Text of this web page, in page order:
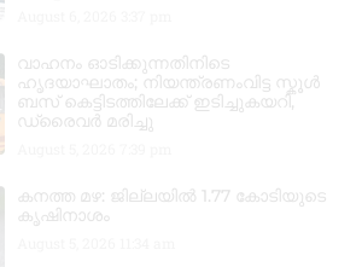
വാഹനം ഓടിക്കുന്നതിനിടെ
ഹൃദയാഘാതം; നിയന്ത്രണംവിട്ട സ്കൂൾ
ബസ് കെട്ടിടത്തിലേക്ക് ഇടിച്ചുകയറി,
ഡ്രൈവർ മരിച്ചു
കനത്ത മഴ: ജില്ലയിൽ 1.77 കോടിയുടെ
കൃഷിനാശം